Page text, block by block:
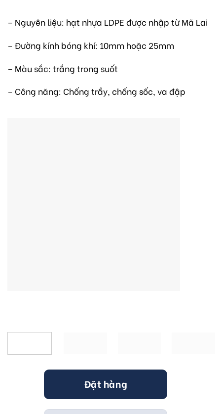
– Nguyên liệu: hạt nhựa LDPE được nhập từ Mã Lai
– Đường kính bóng khí: 10mm hoặc 25mm
– Màu sắc: trắng trong suốt
– Công năng: Chống trầy, chống sốc, va đập
Đặt hàng